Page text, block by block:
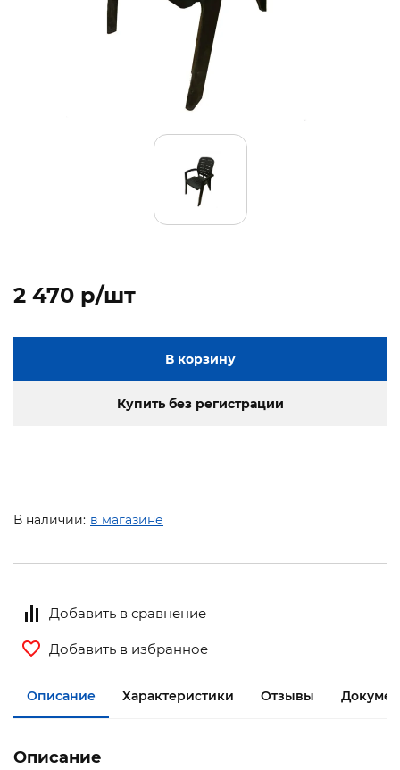
2 470 p/шт
В корзину
Купить без регистрации
В наличии: в магазине
Добавить в сравнение
Добавить в избранное
Описание Характеристики Отзывы
Описание